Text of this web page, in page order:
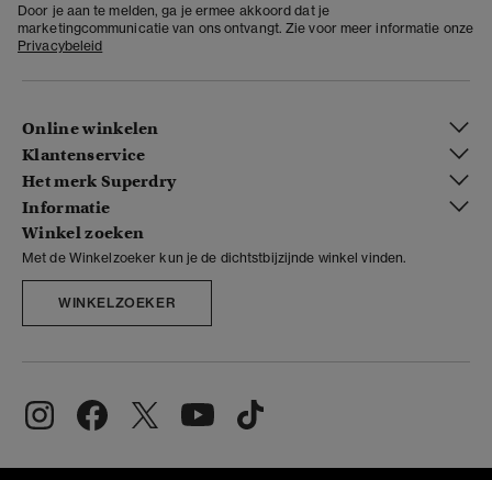
Door je aan te melden, ga je ermee akkoord dat je
marketingcommunicatie van ons ontvangt. Zie voor meer informatie onze
Privacybeleid
Online winkelen
Klantenservice
Het merk Superdry
Informatie
Winkel zoeken
Met de Winkelzoeker kun je de dichtstbijzijnde winkel vinden.
WINKELZOEKER